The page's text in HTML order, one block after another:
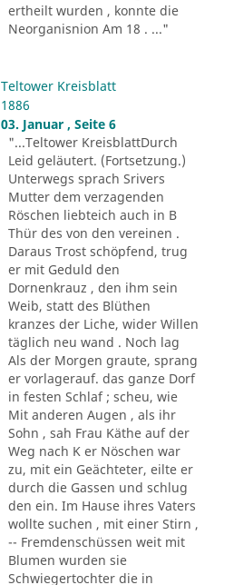
ertheilt wurden , konnte die
Neorganisnion Am 18 . ..."
Teltower Kreisblatt
1886
03. Januar , Seite 6
"...Teltower KreisblattDurch
Leid geläutert. (Fortsetzung.)
Unterwegs sprach Srivers
Mutter dem verzagenden
Röschen liebteich auch in B
Thür des von den vereinen .
Daraus Trost schöpfend, trug
er mit Geduld den
Dornenkrauz , den ihm sein
Weib, statt des Blüthen
kranzes der Liche, wider Willen
täglich neu wand . Noch lag
Als der Morgen graute, sprang
er vorlagerauf. das ganze Dorf
in festen Schlaf ; scheu, wie
Mit anderen Augen , als ihr
Sohn , sah Frau Käthe auf der
Weg nach K er Nöschen war
zu, mit ein Geächteter, eilte er
durch die Gassen und schlug
den ein. Im Hause ihres Vaters
wollte suchen , mit einer Stirn ,
-- Fremdenschüssen weit mit
Blumen wurden sie
Schwiegertochter die in